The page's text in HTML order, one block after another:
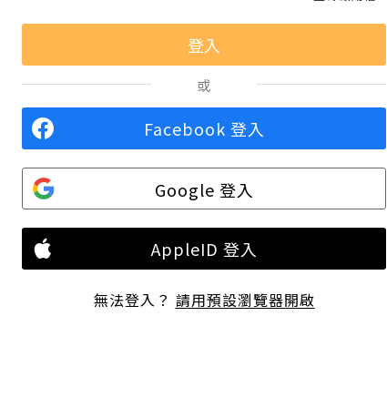
或
Facebook 登入
Google 登入
AppleID 登入
無法登入？ 請用預設瀏覽器開啟